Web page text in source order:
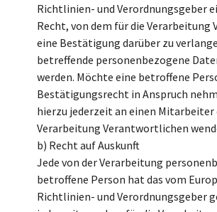
Richtlinien- und Verordnungsgeber
Recht, von dem für die
eine Bestätigung darüber zu
betreffende personenbezogene
werden. Möchte eine betroffene
Bestätigungsrecht in Anspruch
hierzu jederzeit an einen Mitarbeiter
Verarbeitung Verantwortlichen
b) Recht auf Auskunft
Jede von der Verarbeitung
betroffene Person hat das vom
Richtlinien- und Verordnungsgeber